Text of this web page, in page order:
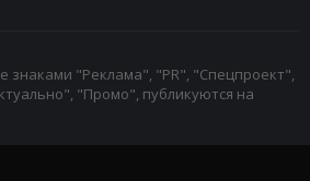
знаками "Реклама", "PR", "Спецпроект",
"Промо", публикуются на